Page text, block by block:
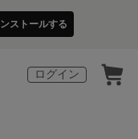
ストールする
ログイン